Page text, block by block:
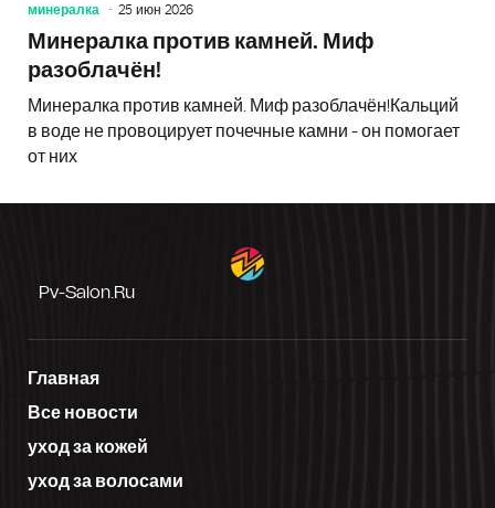
минералка 25 июн 2026
Минералка против камней. Миф
разоблачён!
Минералка против камней. Миф разоблачён!Кальций
в воде не провоцирует почечные камни - он помогает
от них
Pv-Salon.ru
Главная
Все новости
уход за кожей
уход за волосами